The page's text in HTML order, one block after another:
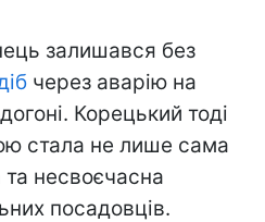
залишався без
через аварію на
Корецький тоді
стала не лише сама
несвоєчасна
посадовців.